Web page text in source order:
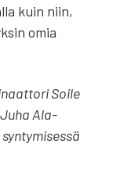
kuin niin,
omia
Soi­le
Ala-